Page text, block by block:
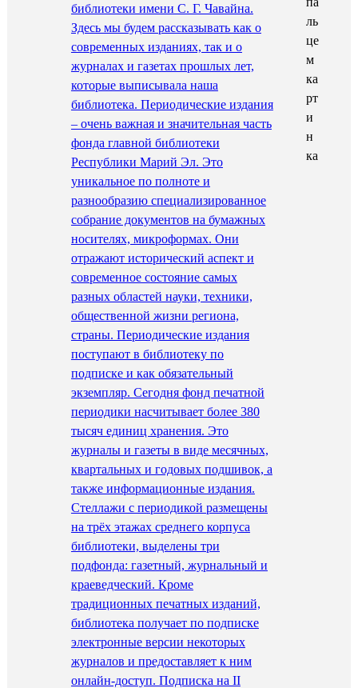
библиотеки имени С. Г. Чавайна.
Здесь мы будем рассказывать как о
современных изданиях, так и о
журналах и газетах прошлых лет,
которые выписывала наша
библиотека. Периодические издания
– очень важная и значительная часть
фонда главной библиотеки
Республики Марий Эл. Это
уникальное по полноте и
разнообразию специализированное
собрание документов на бумажных
носителях, микроформах. Они
отражают исторический аспект и
современное состояние самых
разных областей науки, техники,
общественной жизни региона,
страны. Периодические издания
поступают в библиотеку по
подписке и как обязательный
экземпляр. Сегодня фонд печатной
периодики насчитывает более 380
тысяч единиц хранения. Это
журналы и газеты в виде месячных,
квартальных и годовых подшивок, а
также информационные издания.
Стеллажи с периодикой размещены
на трёх этажах среднего корпуса
библиотеки, выделены три
подфонда: газетный, журнальный и
краеведческий. Кроме
традиционных печатных изданий,
библиотека получает по подписке
электронные версии некоторых
журналов и предоставляет к ним
онлайн-доступ. Подписка на II